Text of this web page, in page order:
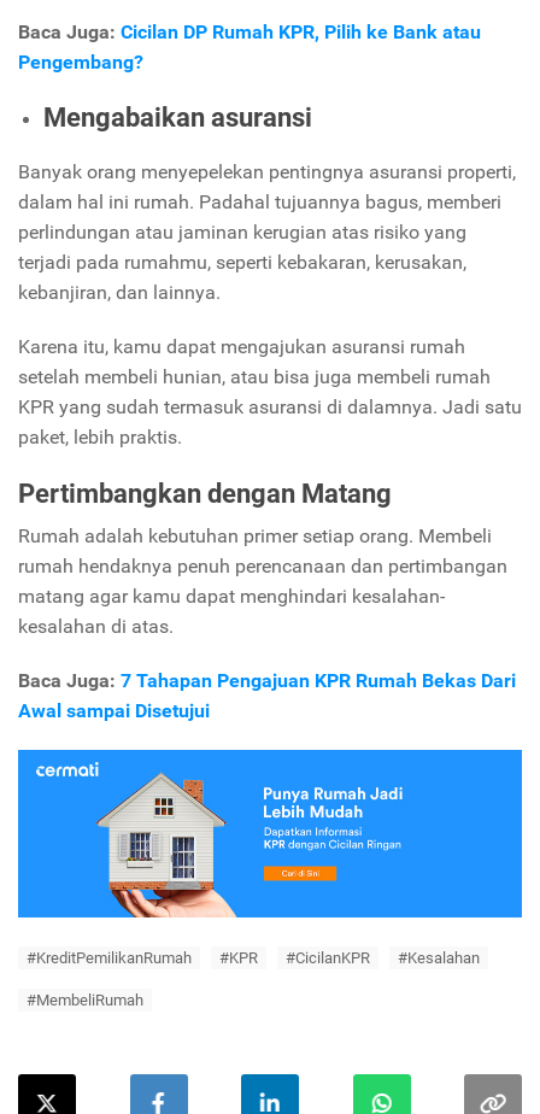
Baca Juga: Cicilan DP Rumah KPR, Pilih ke Bank atau
Pengembang?
Mengabaikan asuransi
Banyak orang menyepelekan pentingnya asuransi properti,
dalam hal ini rumah. Padahal tujuannya bagus, memberi
perlindungan atau jaminan kerugian atas risiko yang
terjadi pada rumahmu, seperti kebakaran, kerusakan,
kebanjiran, dan lainnya.
Karena itu, kamu dapat mengajukan asuransi rumah
setelah membeli hunian, atau bisa juga membeli rumah
KPR yang sudah termasuk asuransi di dalamnya. Jadi satu
paket, lebih praktis.
Pertimbangkan dengan Matang
Rumah adalah kebutuhan primer setiap orang. Membeli
rumah hendaknya penuh perencanaan dan pertimbangan
matang agar kamu dapat menghindari kesalahan-
kesalahan di atas.
Baca Juga: 7 Tahapan Pengajuan KPR Rumah Bekas Dari
Awal sampai Disetujui
#KreditPemilikanRumah #KPR #CicilanKPR #Kesalahan
#MembeliRumah